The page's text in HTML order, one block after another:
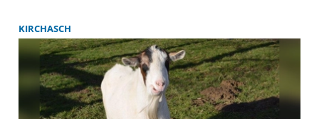
KIRCHASCH